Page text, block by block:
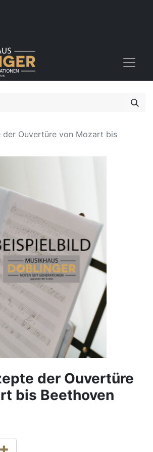
der Ouvertüre von Mozart bis
der Ouvertüre
bis Beethoven